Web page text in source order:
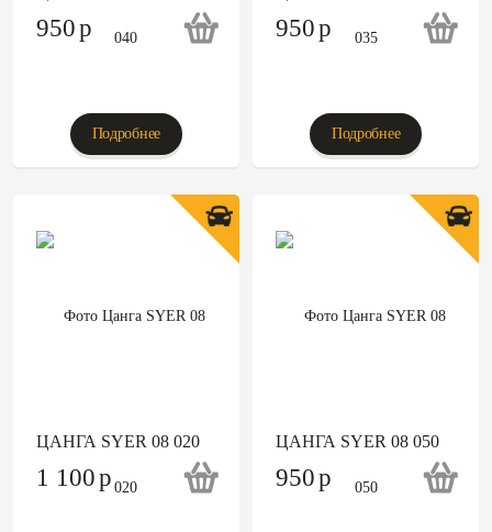
950p
Подробнее
950p
Подробнее
ЦАНГА SYER 08 020
1 100p
ЦАНГА SYER 08 050
950p